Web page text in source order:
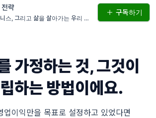
략
스, 그리고 삶을 살아가는 우리 모
구독하기
가정하는 것, 그것이
하는 방법이에요.
업이익만을 목표로 설정하고 있었다면